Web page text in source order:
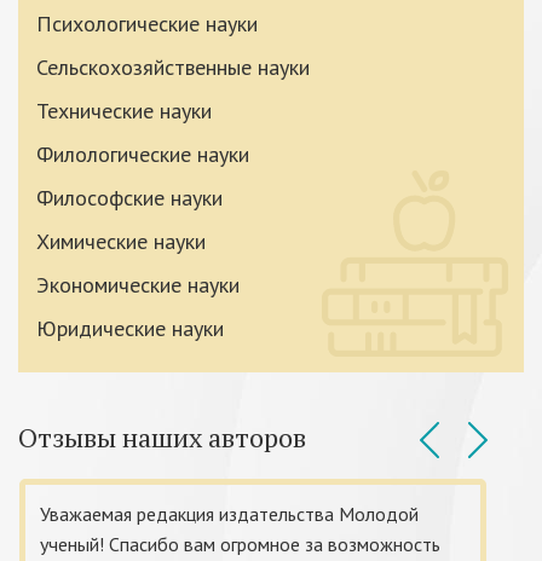
Психологические науки
Сельскохозяйственные науки
Технические науки
Филологические науки
Философские науки
Химические науки
Экономические науки
Юридические науки
Отзывы наших авторов
Уважаемая редакция издательства Молодой
ученый! Спасибо вам огромное за возможность